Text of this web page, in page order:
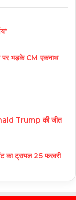
पर भड़के CM एकनाथ
Trump की जीत
का ट्रायल 25 फरवरी